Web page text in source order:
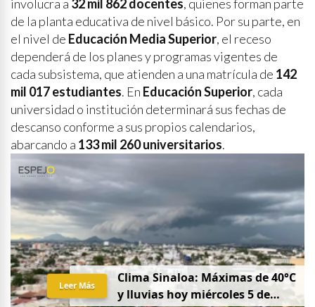
involucra a 32 mil 862 docentes, quienes forman parte
de la planta educativa de nivel básico. Por su parte, en
el nivel de Educación Media Superior, el receso
dependerá de los planes y programas vigentes de
cada subsistema, que atienden a una matrícula de 142
mil 017 estudiantes. En Educación Superior, cada
universidad o institución determinará sus fechas de
descanso conforme a sus propios calendarios,
abarcando a 133 mil 260 universitarios.
Clima Sinaloa: Máximas de 40°C
y lluvias hoy miércoles 5 de
Leer Más